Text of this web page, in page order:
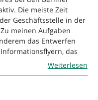
Die meiste Zeit
Geschäftsstelle in der
meinen Aufgaben
das Entwerfen
das
Weiterlesen